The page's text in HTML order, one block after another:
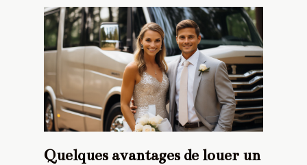
Quelques avantages de louer un